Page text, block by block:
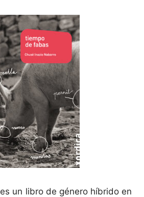
es un libro de género híbrido en